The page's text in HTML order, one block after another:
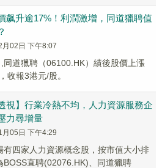
飙升逾17%！利潤激增，同道獵聘值
02日 下午8:07
同道獵聘（06100.HK）績後股價上漲
收報3港元/股。
視】行業冷熱不均，人力資源服務企
力尋增量
05日 下午4:29
有四家人力資源概念股，按市值大小排
BOSS直聘(02076.HK)、同道獵聘